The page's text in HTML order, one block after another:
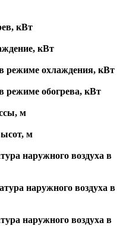
кВт
кВт
режиме охлаждения, кВт
режиме обогрева, кВт
м
м
наружного воздуха в
наружного воздуха в
наружного воздуха в